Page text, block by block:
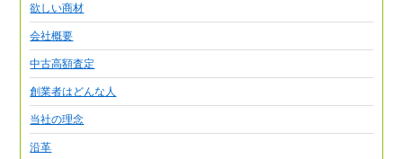
欲しい商材
会社概要
中古高額査定
創業者はどんな人
当社の理念
沿革